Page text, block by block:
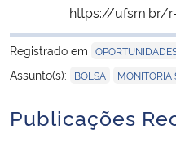
https://ufsm.br/
Registrado em
Assunto(s): BOLSA MONITORIA
Publicações